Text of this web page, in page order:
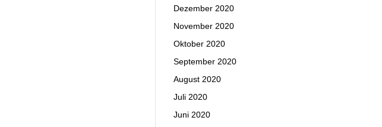
Dezember 2020
November 2020
Oktober 2020
September 2020
August 2020
Juli 2020
Juni 2020